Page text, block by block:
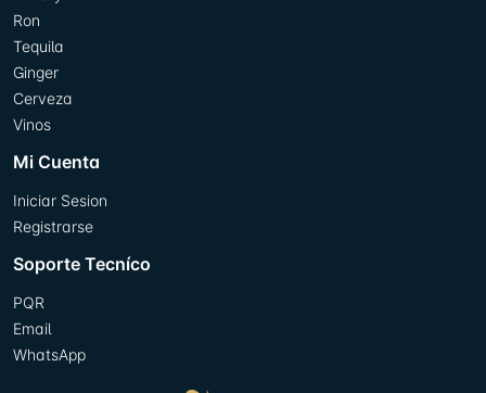
Ron
Tequila
Ginger
Cerveza
Vinos
Mi Cuenta
Iniciar Sesion
Registrarse
Soporte Tecníco
PQR
Email
WhatsApp